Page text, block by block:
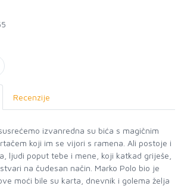
Recenzije
izvanredna su bića s magičnim
koji im se vijori s ramena. Ali postoje i
ljudi poput tebe i mene, koji katkad griješe,
na čudesan način. Marko Polo bio je
moći bile su karta, dnevnik i golema želja